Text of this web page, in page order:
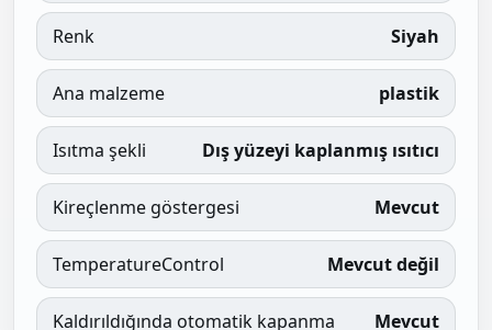
Renk Siyah
Ana malzeme plastik
Isıtma şekli Dış yüzeyi kaplanmış ısıtıcı
Kireçlenme göstergesi Mevcut
TemperatureControl Mevcut değil
Kaldırıldığında otomatik kapanma Mevcut